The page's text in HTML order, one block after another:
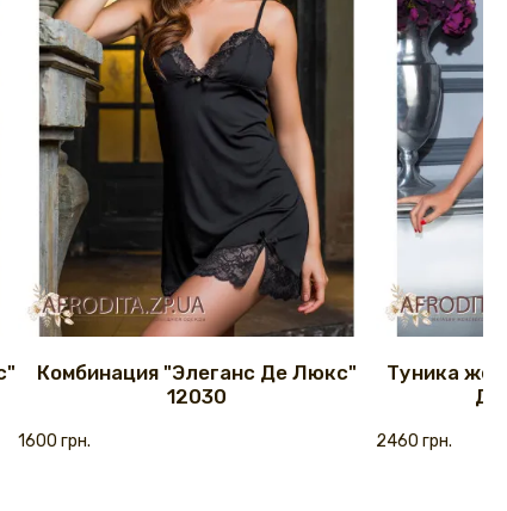
Комбинация "Элеганс Де Люкс"
12030
1600 грн.
Туника
Де
2460 грн.